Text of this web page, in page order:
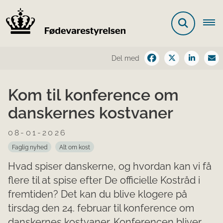
Del med
Kom til konference om
danskernes kostvaner
08-01-2026
Faglig nyhed Alt om kost
Hvad spiser danskerne, og hvordan kan vi få
flere til at spise efter De officielle Kostråd i
fremtiden? Det kan du blive klogere på
tirsdag den 24. februar til konference om